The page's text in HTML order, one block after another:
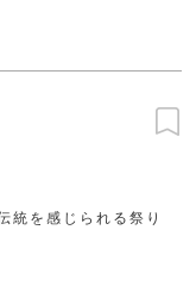
統を感じられる祭り